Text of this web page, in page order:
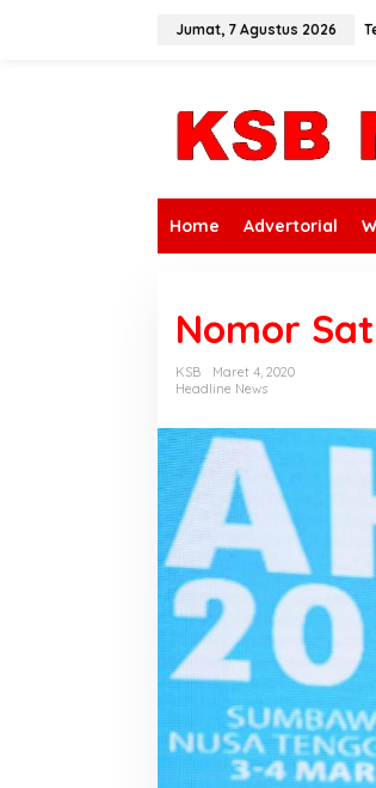
Jumat, 7 Agustus 2026
Home Advertorial
Nomor
KSB
Maret 4, 2020
Headline News